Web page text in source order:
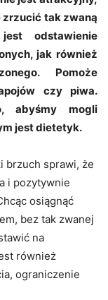
zrzucić tak zwaną
odstawienie
jak również
Pomoże
czy piwa.
abyśmy mogli
jest dietetyk.
brzuch sprawi, że
i pozytywnie
osiągnąć
bez tak zwanej
na
również
ograniczenie